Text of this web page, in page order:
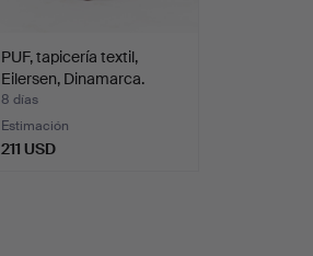
PUF, tapicería textil,
Eilersen, Dinamarca.
8 días
Estimación
211 USD